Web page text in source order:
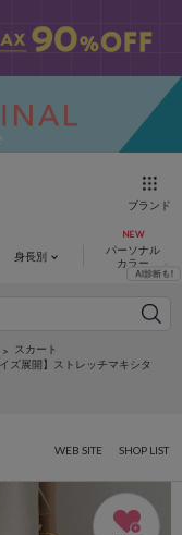
ブランド
身長別
パーソナル
カラー
スカート
ズ展開】ストレッチマキシタ
SHOP LIST
WEB SITE